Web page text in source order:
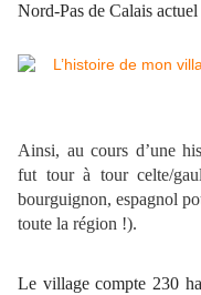
Nord-Pas de Calais actuel
Ainsi, au cours d’une
fut tour à tour celte/
bourguignon, espagnol
toute la région !).
Le village compte 230